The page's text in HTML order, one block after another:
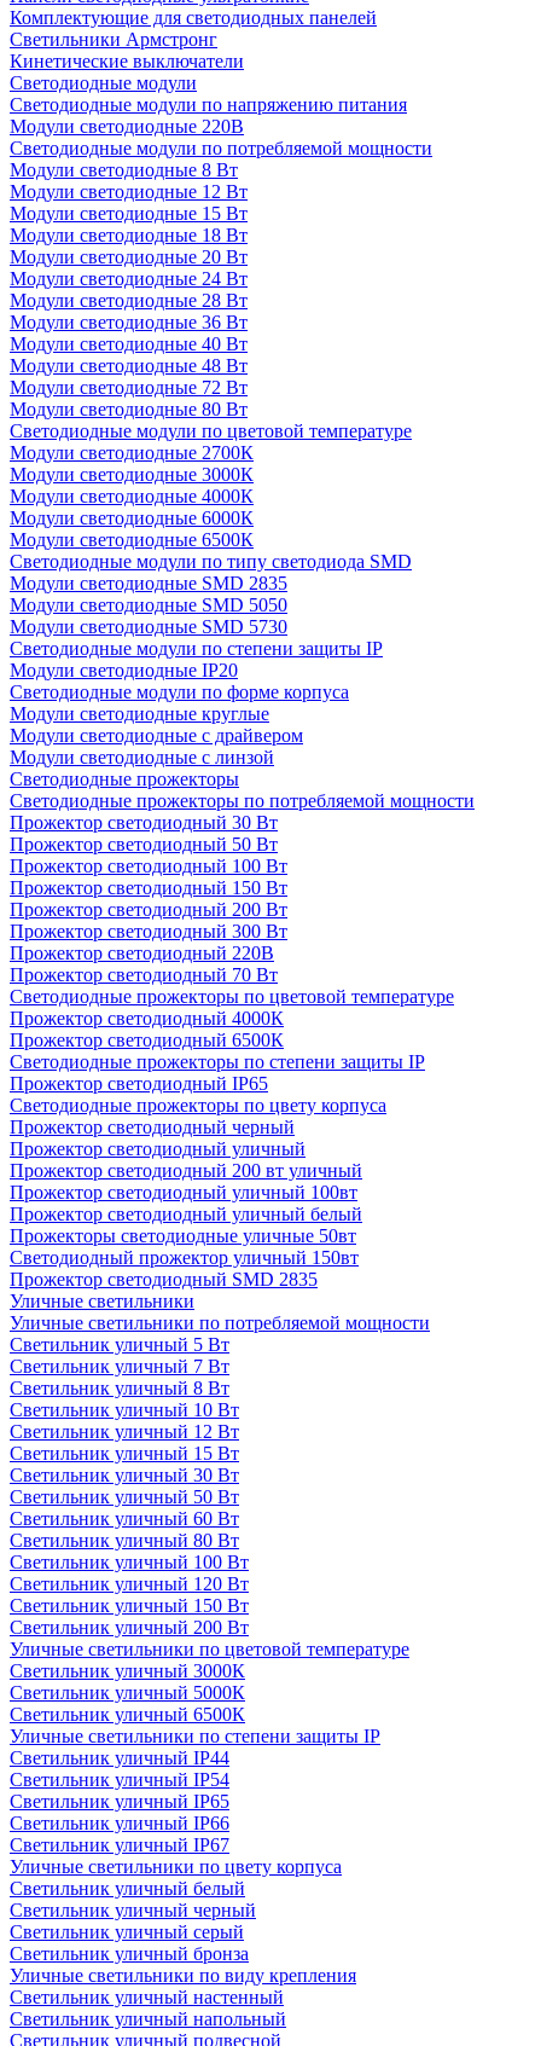
Комплектующие для светодиодных панелей
Светильники Армстронг
Кинетические выключатели
Светодиодные модули
Светодиодные модули по напряжению питания
Модули светодиодные 220В
Светодиодные модули по потребляемой мощности
Модули светодиодные 8 Вт
Модули светодиодные 12 Вт
Модули светодиодные 15 Вт
Модули светодиодные 18 Вт
Модули светодиодные 20 Вт
Модули светодиодные 24 Вт
Модули светодиодные 28 Вт
Модули светодиодные 36 Вт
Модули светодиодные 40 Вт
Модули светодиодные 48 Вт
Модули светодиодные 72 Вт
Модули светодиодные 80 Вт
Светодиодные модули по цветовой температуре
Модули светодиодные 2700К
Модули светодиодные 3000К
Модули светодиодные 4000К
Модули светодиодные 6000К
Модули светодиодные 6500К
Светодиодные модули по типу светодиода SMD
Модули светодиодные SMD 2835
Модули светодиодные SMD 5050
Модули светодиодные SMD 5730
Светодиодные модули по степени защиты IP
Модули светодиодные IP20
Светодиодные модули по форме корпуса
Модули светодиодные круглые
Модули светодиодные с драйвером
Модули светодиодные с линзой
Светодиодные прожекторы
Светодиодные прожекторы по потребляемой мощности
Прожектор светодиодный 30 Вт
Прожектор светодиодный 50 Вт
Прожектор светодиодный 100 Вт
Прожектор светодиодный 150 Вт
Прожектор светодиодный 200 Вт
Прожектор светодиодный 300 Вт
Прожектор светодиодный 220В
Прожектор светодиодный 70 Вт
Светодиодные прожекторы по цветовой температуре
Прожектор светодиодный 4000К
Прожектор светодиодный 6500К
Светодиодные прожекторы по степени защиты IP
Прожектор светодиодный IP65
Светодиодные прожекторы по цвету корпуса
Прожектор светодиодный черный
Прожектор светодиодный уличный
Прожектор светодиодный 200 вт уличный
Прожектор светодиодный уличный 100вт
Прожектор светодиодный уличный белый
Прожекторы светодиодные уличные 50вт
Светодиодный прожектор уличный 150вт
Прожектор светодиодный SMD 2835
Уличные светильники
Уличные светильники по потребляемой мощности
Светильник уличный 5 Вт
Светильник уличный 7 Вт
Светильник уличный 8 Вт
Светильник уличный 10 Вт
Светильник уличный 12 Вт
Светильник уличный 15 Вт
Светильник уличный 30 Вт
Светильник уличный 50 Вт
Светильник уличный 60 Вт
Светильник уличный 80 Вт
Светильник уличный 100 Вт
Светильник уличный 120 Вт
Светильник уличный 150 Вт
Светильник уличный 200 Вт
Уличные светильники по цветовой температуре
Cветильник уличный 3000К
Cветильник уличный 5000К
Cветильник уличный 6500К
Уличные светильники по степени защиты IP
Светильник уличный IP44
Светильник уличный IP54
Светильник уличный IP65
Светильник уличный IP66
Светильник уличный IP67
Уличные светильники по цвету корпуса
Светильник уличный белый
Светильник уличный черный
Светильник уличный серый
Светильник уличный бронза
Уличные светильники по виду крепления
Светильник уличный настенный
Светильник уличный напольный
Светильник уличный подвесной